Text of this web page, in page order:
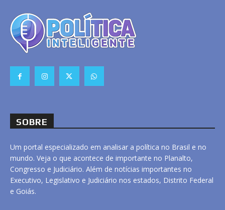
SOBRE
Um portal especializado em analisar a política no Brasil e no
mundo. Veja o que acontece de importante no Planalto,
Congresso e Judiciário. Além de notícias importantes no
Executivo, Legislativo e Judiciário nos estados, Distrito Federal
e Goiás.